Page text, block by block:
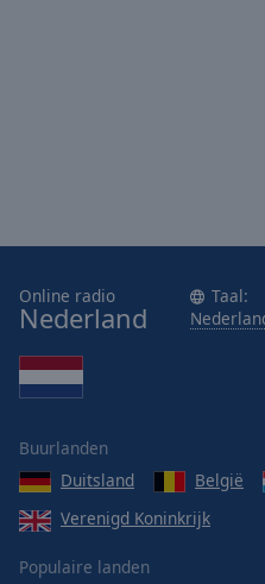
Online radio
Nederland
Taal:
Buurlanden
Duitsland
België
Verenigd Koninkrijk
Populaire landen